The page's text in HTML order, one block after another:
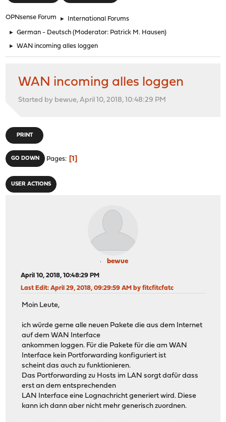
OPNsense Forum ► International Forums
► German - Deutsch (Moderator: Patrick M. Hausen)
► WAN incoming alles loggen
WAN incoming alles loggen
Started by bewue, April 10, 2018, 10:48:29 PM
PRINT
GO DOWN Pages 1
USER ACTIONS
bewue
April 10, 2018, 10:48:29 PM
Last Edit: April 29, 2018, 09:29:59 AM by fitcfitcfatc
Moin Leute,
ich würde gerne alle neuen Pakete die aus dem Internet
auf dem WAN Interface
ankommen loggen. Für die Pakete für die am WAN
Interface kein Portforwarding konfiguriert ist
scheint das auch zu funktionieren.
Das Portforwarding zu Hosts im LAN sorgt dafür dass
erst an dem entsprechenden
LAN Interface eine Lognachricht generiert wird. Diese
kann ich dann aber nicht mehr generisch zuordnen.